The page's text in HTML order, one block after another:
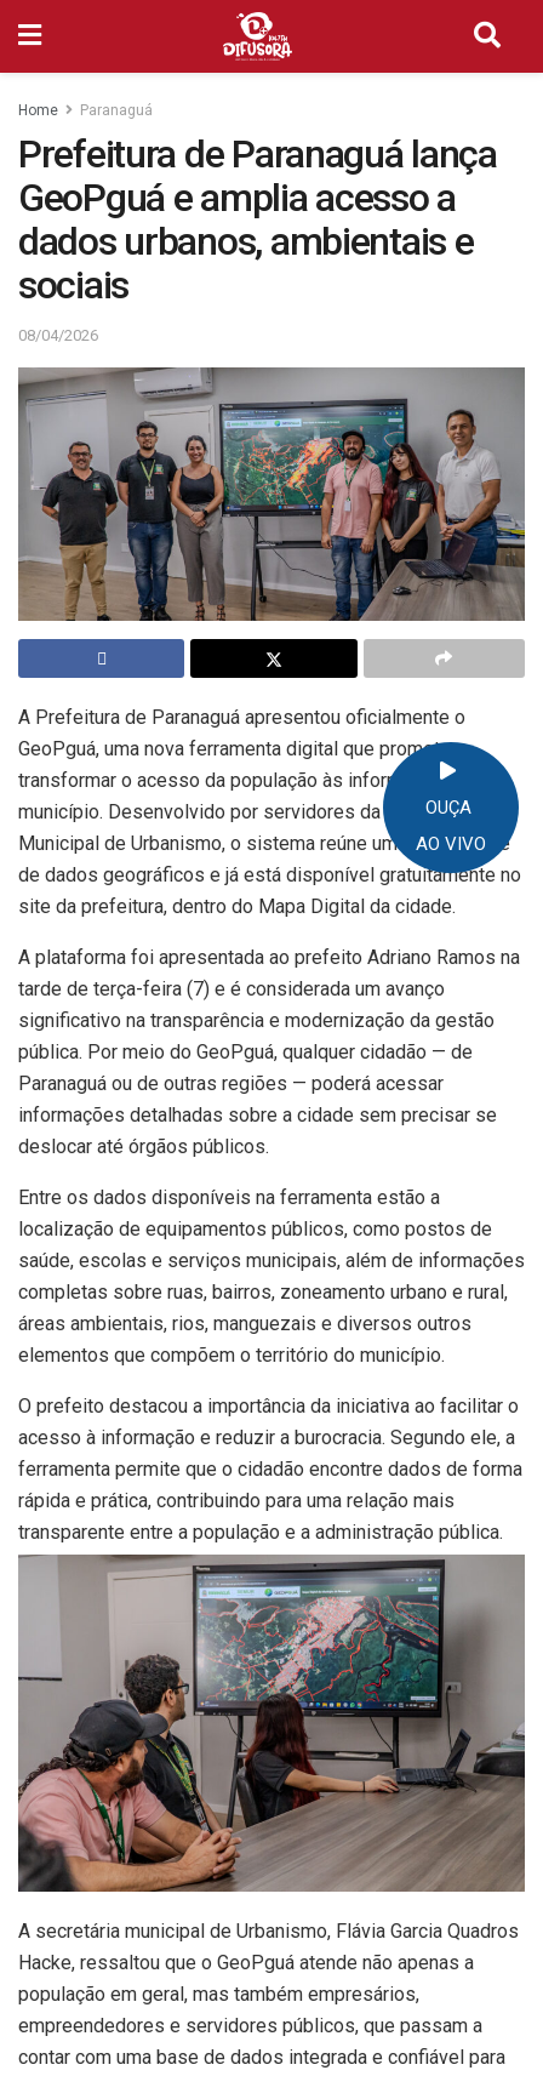
OUÇA
AO VIVO
Home Paranaguá
Prefeitura de Paranaguá lança
GeoPguá e amplia acesso a
dados urbanos, ambientais e
sociais
08/04/2026
A Prefeitura de Paranaguá apresentou oficialmente o
GeoPguá, uma nova ferramenta digital que promete
transformar o acesso da população às informações do
município. Desenvolvido por servidores da Secretaria
Municipal de Urbanismo, o sistema reúne uma ampla base
de dados geográficos e já está disponível gratuitamente no
site da prefeitura, dentro do Mapa Digital da cidade.
A plataforma foi apresentada ao prefeito Adriano Ramos na
tarde de terça-feira (7) e é considerada um avanço
significativo na transparência e modernização da gestão
pública. Por meio do GeoPguá, qualquer cidadão — de
Paranaguá ou de outras regiões — poderá acessar
informações detalhadas sobre a cidade sem precisar se
deslocar até órgãos públicos.
Entre os dados disponíveis na ferramenta estão a
localização de equipamentos públicos, como postos de
saúde, escolas e serviços municipais, além de informações
completas sobre ruas, bairros, zoneamento urbano e rural,
áreas ambientais, rios, manguezais e diversos outros
elementos que compõem o território do município.
O prefeito destacou a importância da iniciativa ao facilitar o
acesso à informação e reduzir a burocracia. Segundo ele, a
ferramenta permite que o cidadão encontre dados de forma
rápida e prática, contribuindo para uma relação mais
transparente entre a população e a administração pública.
A secretária municipal de Urbanismo, Flávia Garcia Quadros
Hacke, ressaltou que o GeoPguá atende não apenas a
população em geral, mas também empresários,
empreendedores e servidores públicos, que passam a
contar com uma base de dados integrada e confiável para